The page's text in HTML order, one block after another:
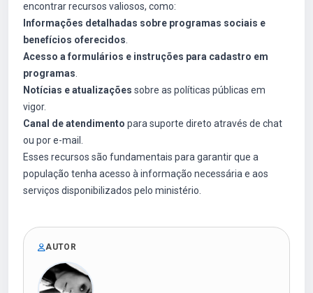
encontrar recursos valiosos, como:
Informações detalhadas sobre programas sociais e
benefícios oferecidos
Acesso a formulários e instruções para cadastro em
programas
Notícias e atualizações sobre as políticas públicas em
vigor.
Canal de atendimento para suporte direto através de chat
ou por e-mail.
Esses recursos são fundamentais para garantir que a
população tenha acesso à informação necessária e aos
serviços disponibilizados pelo ministério.
AUTOR